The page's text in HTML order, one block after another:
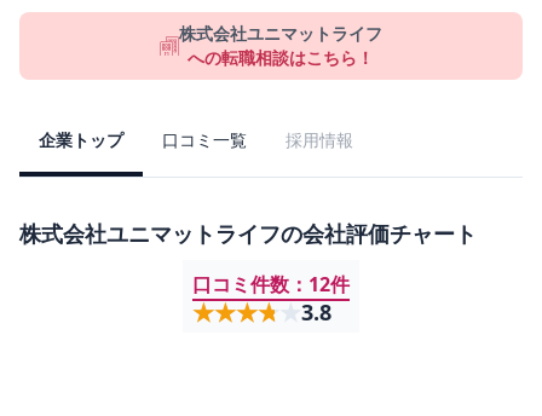
株式会社ユニマットライフ
への転職相談はこちら！
企業トップ 口コミ一覧 採用情報
株式会社ユニマットライフの会社評価チャート
口コミ件数： 12件
★★★★★
★★★★★ 3.8